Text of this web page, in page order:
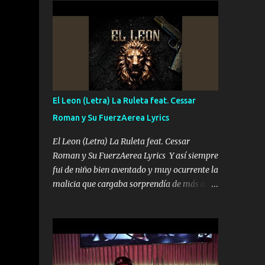
por el interés P...
inteligente junto con su hermano el TRES
blindado el Estado tiene andan ESPERANDO
al UNO QUE PRONTO ESTARÁ PRESENTE
Que no falten las bucanas ni tampoco las
mujeres porque es platica de grandes por eso
hay que estar alegres doy las instrucciones
para atender los deberes Música Si es que
salta algún problema de confianza tengo
gente ahí está el Hombre Cuarenta y
también Pariente 7 arreglan cualquier
problema no más es cuestión que ordené
NOS HACE FALTA UN HERMANO DE CLAVE
SIEMPRE VIO POR LA FAMILIA PARA QUE
SIGA EL LEGADO Es el DOS de los
HERMANOS un cerebro inteligente y com...
El Leon (Letra) La Ruleta feat. Cessar
Roman y Su FuerzAerea Lyrics
El Leon (Letra) La Ruleta feat. Cessar
Roman y Su FuerzAerea Lyrics Y así siempre
fui de niño bien aventado y muy ocurrente la
malicia que cargaba sorprendía de más a la
Tranquilo me la navego ando en lo mío sin
ni un pendiente si hay problemas lo